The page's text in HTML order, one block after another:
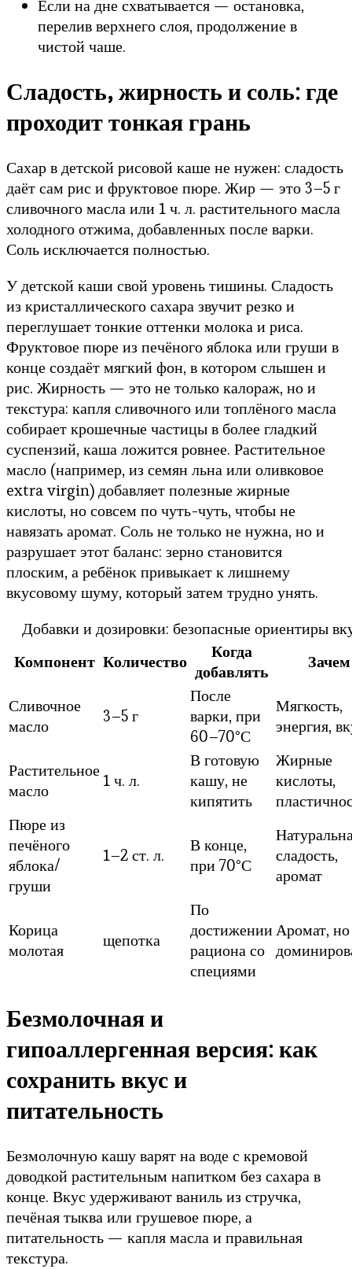
Если на дне схватывается — остановка,
перелив верхнего слоя, продолжение в
чистой чаше.
Сладость, жирность и соль: где
проходит тонкая грань
Сахар в детской рисовой каше не нужен: сладость
даёт сам рис и фруктовое пюре. Жир — это 3–5 г
сливочного масла или 1 ч. л. растительного масла
холодного отжима, добавленных после варки.
Соль исключается полностью.
У детской каши свой уровень тишины. Сладость
из кристаллического сахара звучит резко и
переглушает тонкие оттенки молока и риса.
Фруктовое пюре из печёного яблока или груши в
конце создаёт мягкий фон, в котором слышен и
рис. Жирность — это не только калораж, но и
текстура: капля сливочного или топлёного масла
собирает крошечные частицы в более гладкий
суспензий, каша ложится ровнее. Растительное
масло (например, из семян льна или оливковое
extra virgin) добавляет полезные жирные
кислоты, но совсем по чуть-чуть, чтобы не
навязать аромат. Соль не только не нужна, но и
разрушает этот баланс: зерно становится
плоским, а ребёнок привыкает к лишнему
вкусовому шуму, который затем трудно унять.
Добавки и дозировки: безопасные ориентиры
Компонент Количество
Когда
добавлять
Зачем
Сливочное
масло
3–5 г
После
варки, при
60–70°С
Мягкость,
энергия,
Растительное
масло
1 ч. л.
В готовую
кашу, не
кипятить
Жирные
кислоты,
Пюре из
печёного
яблока/
груши
1–2 ст. л.
В конце,
при 70°С
сладость,
аромат
Корица
молотая
щепотка
По
достижении
рациона со
специями
Аромат, но
Безмолочная и
гипоаллергенная версия: как
сохранить вкус и
питательность
Безмолочную кашу варят на воде с кремовой
доводкой растительным напитком без сахара в
конце. Вкус удерживают ваниль из стручка,
печёная тыква или грушевое пюре, а
питательность — капля масла и правильная
текстура.